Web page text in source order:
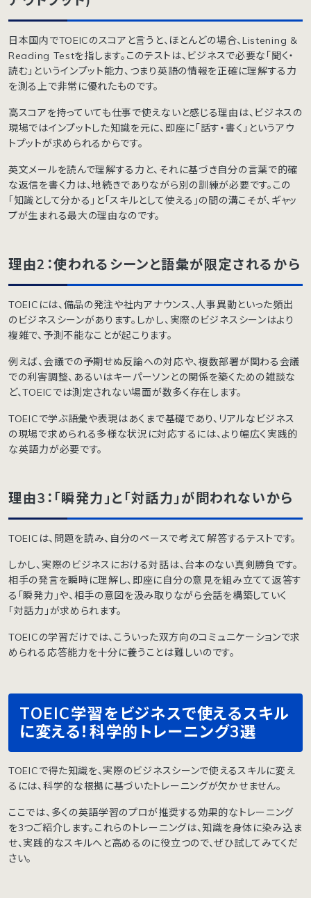
日本国内でTOEICのスコアと言うと、ほとんどの場合、Listening &
Reading Testを指します。このテストは、ビジネスで必要な「聞く・
読む」というインプット能力、つまり英語の情報を正確に理解する力
を測る上で非常に優れたものです。
高スコアを持っていても仕事で使えないと感じる理由は、ビジネスの
現場ではインプットした知識を元に、即座に「話す・書く」というアウ
トプットが求められるからです。
英文メールを読んで理解する力と、それに基づき自分の言葉で的確
な返信を書く力は、地続きでありながら別の訓練が必要です。この
「知識として分かる」と「スキルとして使える」の間の溝こそが、ギャッ
プが生まれる最大の理由なのです。
理由2：使われるシーンと語彙が限定されるから
TOEICには、備品の発注や社内アナウンス、人事異動といった頻出
のビジネスシーンがあります。しかし、実際のビジネスシーンはより
複雑で、予測不能なことが起こります。
例えば、会議での予期せぬ反論への対応や、複数部署が関わる会議
での利害調整、あるいはキーパーソンとの関係を築くための雑談な
ど、TOEICでは測定されない場面が数多く存在します。
TOEICで学ぶ語彙や表現はあくまで基礎であり、リアルなビジネス
の現場で求められる多様な状況に対応するには、より幅広く実践的
な英語力が必要です。
理由3：「瞬発力」と「対話力」が問われないから
TOEICは、問題を読み、自分のペースで考えて解答するテストです。
しかし、実際のビジネスにおける対話は、台本のない真剣勝負です。
相手の発言を瞬時に理解し、即座に自分の意見を組み立てて返答す
る「瞬発力」や、相手の意図を汲み取りながら会話を構築していく
「対話力」が求められます。
TOEICの学習だけでは、こういった双方向のコミュニケーションで求
められる応答能力を十分に養うことは難しいのです。
TOEIC学習をビジネスで使えるスキル
に変える！科学的トレーニング3選
TOEICで得た知識を、実際のビジネスシーンで使えるスキルに変え
るには、科学的な根拠に基づいたトレーニングが欠かせません。
ここでは、多くの英語学習のプロが推奨する効果的なトレーニング
を3つご紹介します。これらのトレーニングは、知識を身体に染み込ま
せ、実践的なスキルへと高めるのに役立つので、ぜひ試してみてくだ
さい。